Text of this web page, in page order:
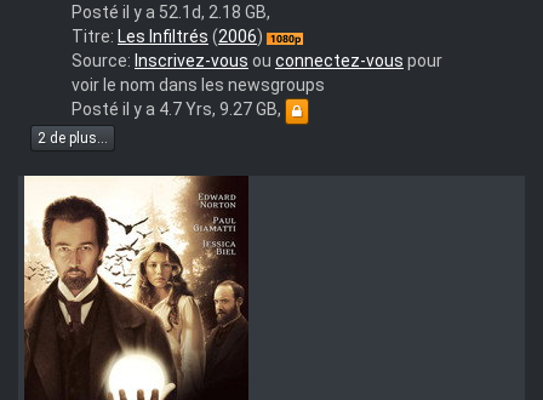
"Les.Infiltres.2006.FRENCH.BRRIP.XVID.AC3-
Posté il y a 52.1d, 2.18 GB,
Departed
MULTi
1080p
BluRay
x265
DTS-
AZAZE
Titre: Les Infiltrés (2006)
Source: Inscrivez-vous ou connectez-vous pour
voir le nom dans les newsgroups
Posté il y a 4.7 Yrs, 9.27 GB,
2 de plus...